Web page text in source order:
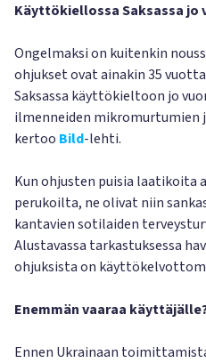
Käyttökiellossa Saksassa jo
Ongelmaksi on kuitenkin
ohjukset ovat ainakin 35
Saksassa käyttökieltoon jo
ilmenneiden mikromurtumien
kertoo Bild-lehti.
Kun ohjusten puisia laatikoita
perukoilta, ne olivat niin
kantavien sotilaiden
Alustavassa tarkastuksessa
ohjuksista on
Enemmän vaaraa
Ennen Ukrainaan